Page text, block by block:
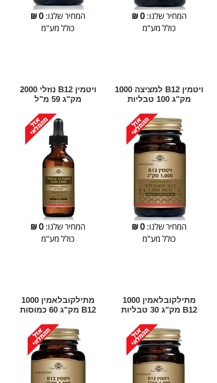
המחיר שלנו: 0
₪
כולל מע"מ
המחיר שלנו: 0
₪
כולל מע"מ
ויטמין B12 למציצה 1000
מק"ג 100 טבליות
המחיר שלנו: 0
₪
כולל מע"מ
ויטמין B12 נוזלי 2000
מק"ג 59 מ"ל
המחיר שלנו: 0
₪
כולל מע"מ
מתילקובלאמין 1000
B12 מק"ג 30 טבליות
מתילקובלאמין 1000
B12 מק"ג 60 כמוסות